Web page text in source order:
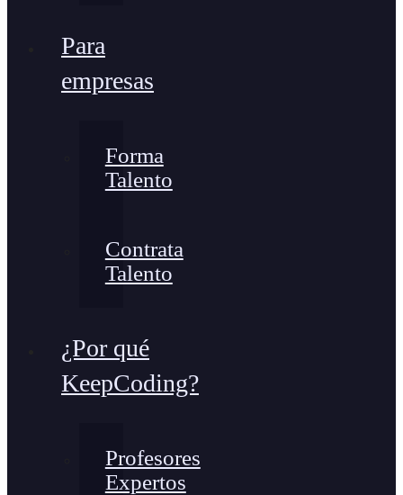
Para
empresas
Forma
Talento
Contrata
Talento
¿Por qué
KeepCoding?
Profesores
Expertos